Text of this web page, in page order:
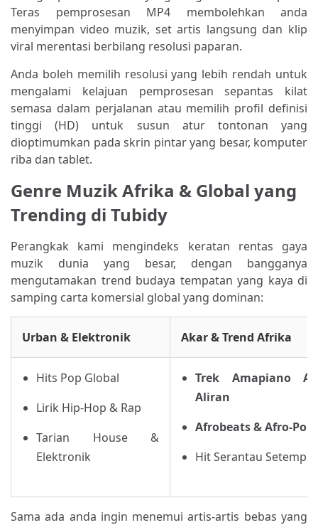
Teras pemprosesan MP4 membolehkan anda
menyimpan video muzik, set artis langsung dan klip
viral merentasi berbilang resolusi paparan.
Anda boleh memilih resolusi yang lebih rendah untuk
mengalami kelajuan pemprosesan sepantas kilat
semasa dalam perjalanan atau memilih profil definisi
tinggi (HD) untuk susun atur tontonan yang
dioptimumkan pada skrin pintar yang besar, komputer
riba dan tablet.
Genre Muzik Afrika & Global yang
Trending di Tubidy
Perangkak kami mengindeks keratan rentas gaya
muzik dunia yang besar, dengan bangganya
mengutamakan trend budaya tempatan yang kaya di
samping carta komersial global yang dominan:
Urban & Elektronik Akar & Trend Afrika
Hits Pop Global
Lirik Hip-Hop & Rap
Tarian House &
Elektronik
Trek Amapiano
Aliran
Afrobeats & Afro-Pop
Hit Serantau Setempat
Sama ada anda ingin menemui artis-artis bebas yang